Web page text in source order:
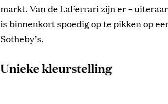
markt. Van de LaFerrari zijn er –
is binnenkort spoedig op te pikken op
Sotheby’s.
Unieke kleurstelling